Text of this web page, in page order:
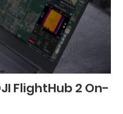
FlightHub 2 On-